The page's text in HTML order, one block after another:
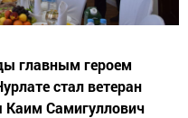
главным героем
стал ветеран
Каим Самигуллович